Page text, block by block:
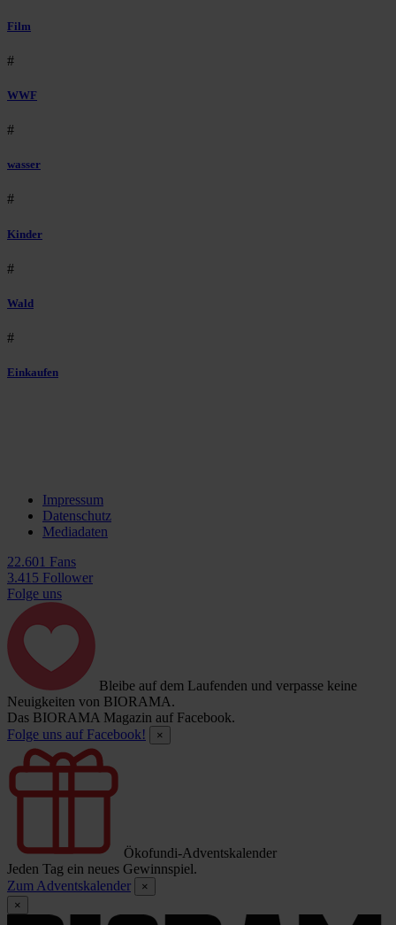
Film
#
WWF
#
wasser
#
Kinder
#
Wald
#
Einkaufen
Impressum
Datenschutz
Mediadaten
22.601 Fans
3.415 Follower
Folge uns
Bleibe auf dem Laufenden und verpasse keine
Neuigkeiten von BIORAMA.
Das BIORAMA Magazin auf Facebook.
Folge uns auf Facebook!
×
Ökofundi-Adventskalender
Jeden Tag ein neues Gewinnspiel.
Zum Adventskalender
×
×